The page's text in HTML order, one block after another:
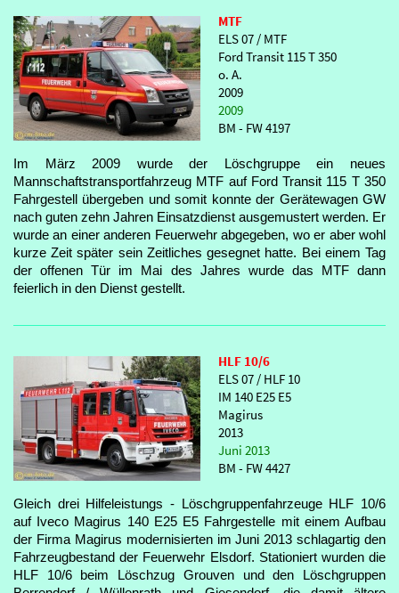
MTF
ELS 07 / MTF
Ford Transit 115 T 350
o. A.
2009
2009
BM - FW 4197
Im März 2009 wurde der Löschgruppe ein neues
Mannschaftstransportfahrzeug MTF auf Ford Transit 115 T 350
Fahrgestell übergeben und somit konnte der Gerätewagen GW
nach guten zehn Jahren Einsatzdienst ausgemustert werden. Er
wurde an einer anderen Feuerwehr abgegeben, wo er aber wohl
kurze Zeit später sein Zeitliches gesegnet hatte. Bei einem Tag
der offenen Tür im Mai des Jahres wurde das MTF dann
feierlich in den Dienst gestellt.
HLF 10/6
ELS 07 / HLF 10
IM 140 E25 E5
Magirus
2013
Juni 2013
BM - FW 4427
Gleich drei Hilfeleistungs - Löschgruppenfahrzeuge HLF 10/6
auf Iveco Magirus 140 E25 E5 Fahrgestelle mit einem Aufbau
der Firma Magirus modernisierten im Juni 2013 schlagartig den
Fahrzeugbestand der Feuerwehr Elsdorf. Stationiert wurden die
HLF 10/6 beim Löschzug Grouven und den Löschgruppen